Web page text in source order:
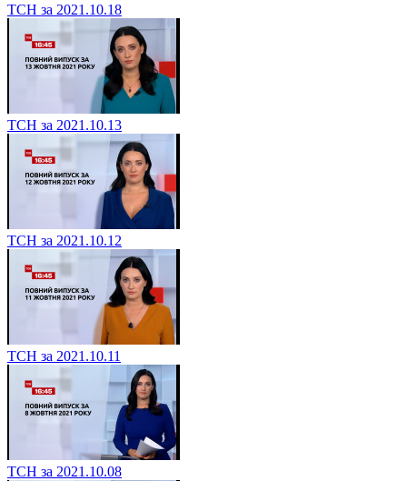
ТСН за 2021.10.18
ТСН за 2021.10.13
ТСН за 2021.10.12
ТСН за 2021.10.11
ТСН за 2021.10.08